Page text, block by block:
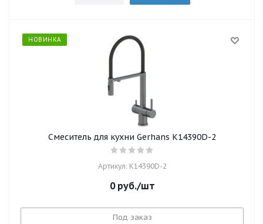
НОВИНКА
Смеситель для кухни Gerhans K14390D-2
Артикул: K14390D-2
0руб./шт
Под заказ